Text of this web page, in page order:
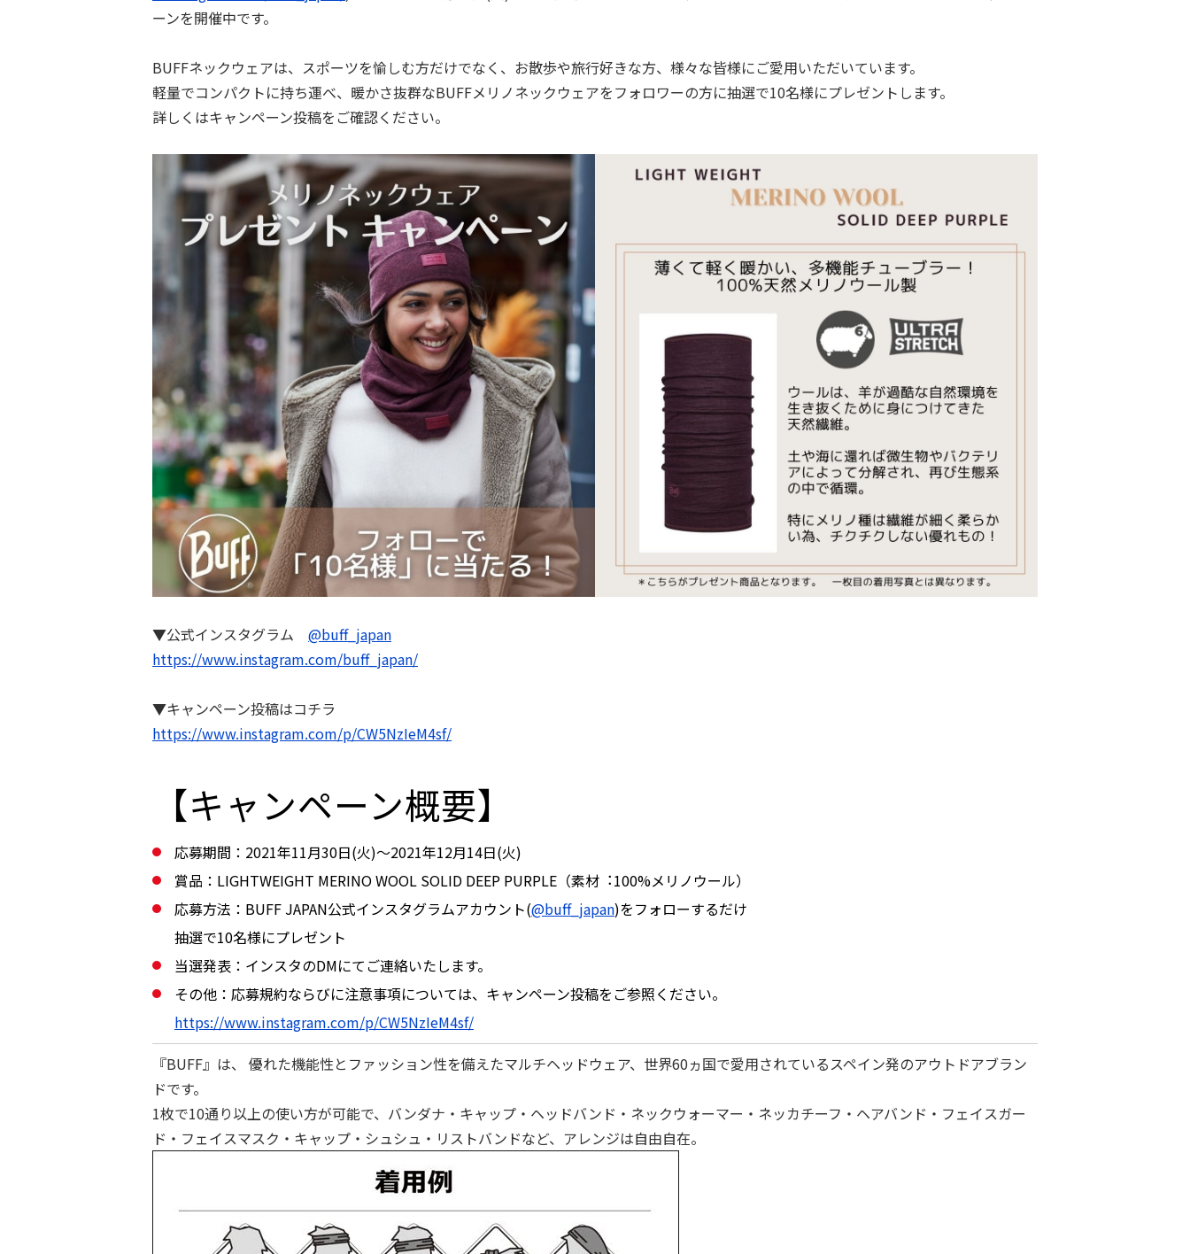
ーンを開催中です。
BUFFネックウェアは、スポーツを愉しむ方だけでなく、お散歩や旅⾏好きな方、様々な皆様にご愛⽤いただいています。
軽量でコンパクトに持ち運べ、暖かさ抜群なBUFFメリノネックウェアをフォロワーの方に抽選で10名様にプレゼントします。
詳しくはキャンペーン投稿をご確認ください。
▼公式インスタグラム @buff_japan
https://www.instagram.com/buff_japan/
▼キャンペーン投稿はコチラ
https://www.instagram.com/p/CW5NzIeM4sf/
【キャンペーン概要】
応募期間：2021年11⽉30⽇(火)～2021年12⽉14⽇(火)
賞品：LIGHTWEIGHT MERINO WOOL SOLID DEEP PURPLE（素材︓100%メリノウール）
応募方法：BUFF JAPAN公式インスタグラムアカウント(@buff_japan)をフォローするだけ
抽選で10名様にプレゼント
当選発表：インスタのDMにてご連絡いたします。
その他：応募規約ならびに注意事項については、キャンペーン投稿をご参照ください。
https://www.instagram.com/p/CW5NzIeM4sf/
『BUFF』は、 優れた機能性とファッション性を備えたマルチヘッドウェア、世界60ヵ国で愛⽤されているスペイン発のアウトドアブラン
ドです。
1枚で10通り以上の使い方が可能で、バンダナ・キャップ・ヘッドバンド・ネックウォーマー・ネッカチーフ・ヘアバンド・フェイスガー
ド・フェイスマスク・キャップ・シュシュ・リストバンドなど、アレンジは自由自在。